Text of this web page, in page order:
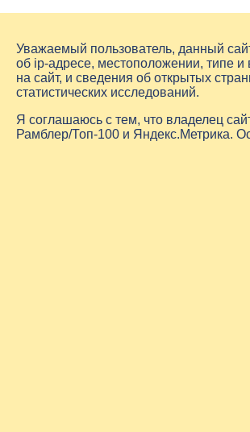
Уважаемый пользователь, данный
об ip-адресе, местоположении, типе и
на сайт, и сведения об открытых
статистических исследований.
Я соглашаюсь с тем, что владелец
Рамблер/Топ-100 и Яндекс.Метрика.